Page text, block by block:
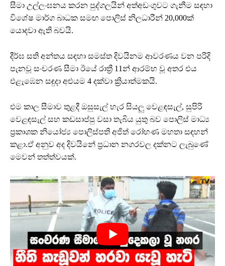
සීමා උල්ලංඝනය කරන පුද්ගලයින් අත්අඩංගුවට ගැනීම සඳහා
විශේෂ මාර්ග බාධක සමඟ පොලිස් නිලධාරීන් 20,000ක්
යොදවා ඇති බවයි.
දීර්ඝ සති අන්තය සඳහා සමස්ත දිවයිනම ආවරණය වන පරිදි
පැනවූ සංචරණ සීමා ඊයේ රාත්‍රී 11න් ආරම්භ වූ අතර එය
එළැඹෙන සඳුදා අළුයම 4 දක්වා ක්‍රියාත්මකයි.
එම කාල සීමාව තුළදී ඔසුසැල් හැර සියලු වෙළඳසැල්, සුපිරි
වෙළඳසැල් සහ කඩසාප්පු වසා තැබිය යුතු බව පොලිස් මාධ්‍ය
ප්‍රකාශක නියෝජ්‍ය පොලිස්පති අජිත් රෝහණ මහතා සඳහන්
කළා.ඒ අනුව අද දිවයිනේ ප්‍රධාන නගරවල දක්නට ලැබුණේ
මෙවන් තත්ත්වයක්.